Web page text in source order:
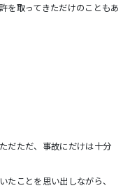
を取ってきただけのこともあ
だただ、事故にだけは十分
たことを思い出しながら、